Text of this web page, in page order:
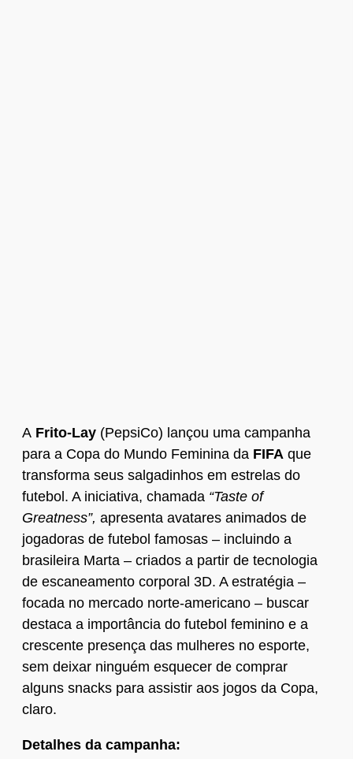
A Frito-Lay (PepsiCo) lançou uma campanha
para a Copa do Mundo Feminina da FIFA que
transforma seus salgadinhos em estrelas do
futebol. A iniciativa, chamada “Taste of
Greatness”, apresenta avatares animados de
jogadoras de futebol famosas – incluindo a
brasileira Marta – criados a partir de tecnologia
de escaneamento corporal 3D. A estratégia –
focada no mercado norte-americano – buscar
destaca a importância do futebol feminino e a
crescente presença das mulheres no esporte,
sem deixar ninguém esquecer de comprar
alguns snacks para assistir aos jogos da Copa,
claro.
Detalhes da campanha: